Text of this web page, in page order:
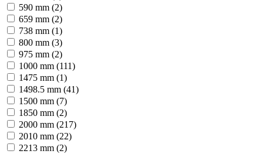
590 mm (2)
659 mm (2)
738 mm (1)
800 mm (3)
975 mm (2)
1000 mm (111)
1475 mm (1)
1498.5 mm (41)
1500 mm (7)
1850 mm (2)
2000 mm (217)
2010 mm (22)
2213 mm (2)